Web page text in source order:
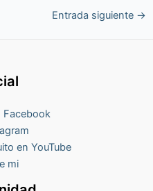
Entrada siguiente →
Facebook
en YouTube
mi